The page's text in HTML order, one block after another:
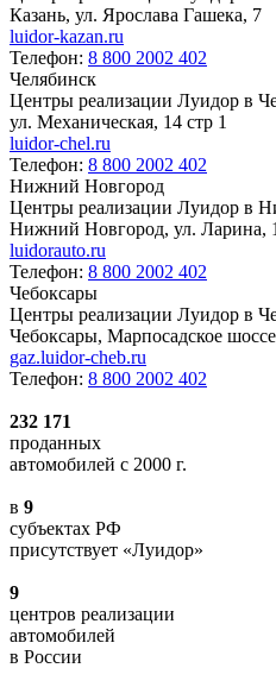
Казань, ул. Ярослава Гашека, 7
luidor-kazan.ru
Телефон: 8 800 2002 402
Челябинск
Центры реализации Луидор в
ул. Механическая, 14 стр 1
luidor-chel.ru
Телефон: 8 800 2002 402
Нижний Новгород
Центры реализации Луидор в
Нижний Новгород, ул. Ларина,
luidorauto.ru
Телефон: 8 800 2002 402
Чебоксары
Центры реализации Луидор в
Чебоксары, Марпосадское
gaz.luidor-cheb.ru
Телефон: 8 800 2002 402
232 171
проданных
автомобилей с 2000 г.
в 9
субъектах РФ
присутствует «Луидор»
9
центров реализации
автомобилей
в России